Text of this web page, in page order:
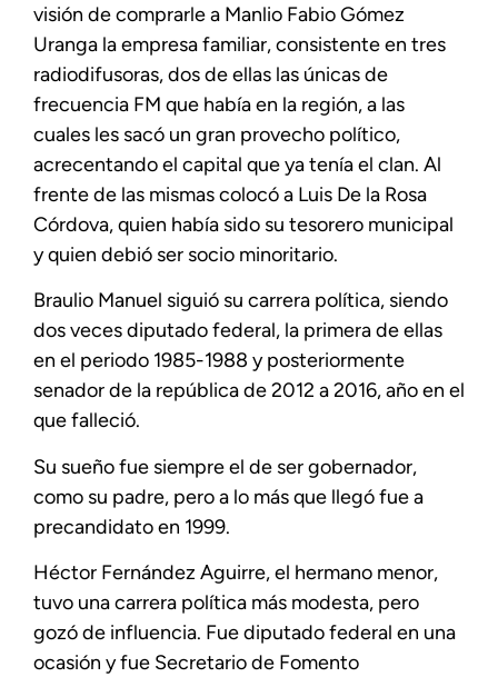
visión de comprarle a Manlio Fabio Gómez
Uranga la empresa familiar, consistente en tres
radiodifusoras, dos de ellas las únicas de
frecuencia FM que había en la región, a las
cuales les sacó un gran provecho político,
acrecentando el capital que ya tenía el clan. Al
frente de las mismas colocó a Luis De la Rosa
Córdova, quien había sido su tesorero municipal
y quien debió ser socio minoritario.
Braulio Manuel siguió su carrera política, siendo
dos veces diputado federal, la primera de ellas
en el periodo 1985-1988 y posteriormente
senador de la república de 2012 a 2016, año en el
que falleció.
Su sueño fue siempre el de ser gobernador,
como su padre, pero a lo más que llegó fue a
precandidato en 1999.
Héctor Fernández Aguirre, el hermano menor,
tuvo una carrera política más modesta, pero
gozó de influencia. Fue diputado federal en una
ocasión y fue Secretario de Fomento